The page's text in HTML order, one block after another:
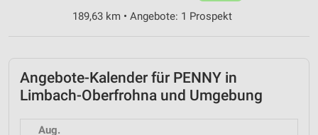
189,63 km • Angebote: 1 Prospekt
Angebote-Kalender für PENNY in
Limbach-Oberfrohna und Umgebung
Aug.